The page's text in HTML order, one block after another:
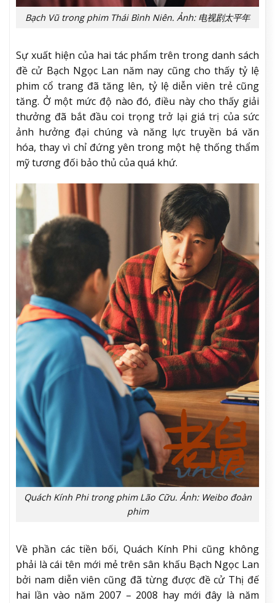
Bạch Vũ trong phim Thái Bình Niên. Ảnh: 电视剧太平年
Sự xuất hiện của hai tác phẩm trên trong danh sách
đề cử Bạch Ngọc Lan năm nay cũng cho thấy tỷ lệ
phim cổ trang đã tăng lên, tỷ lệ diễn viên trẻ cũng
tăng. Ở một mức độ nào đó, điều này cho thấy giải
thưởng đã bắt đầu coi trọng trở lại giá trị của sức
ảnh hưởng đại chúng và năng lực truyền bá văn
hóa, thay vì chỉ đứng yên trong một hệ thống thẩm
mỹ tương đối bảo thủ của quá khứ.
Quách Kính Phi trong phim Lão Cữu. Ảnh: Weibo đoàn
phim
Về phần các tiền bối, Quách Kính Phi cũng không
phải là cái tên mới mẻ trên sân khấu Bạch Ngọc Lan
bởi nam diễn viên cũng đã từng được đề cử Thị đế
hai lần vào năm 2007 – 2008 hay mới đây là năm